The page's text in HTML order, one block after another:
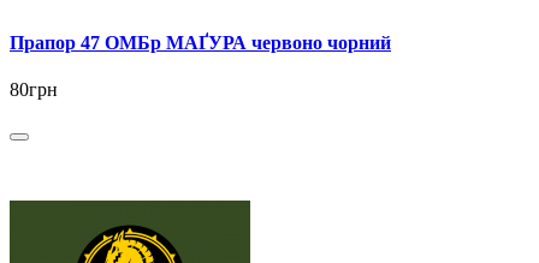
Прапор 47 ОМБр МАҐУРА червоно чорний
80грн